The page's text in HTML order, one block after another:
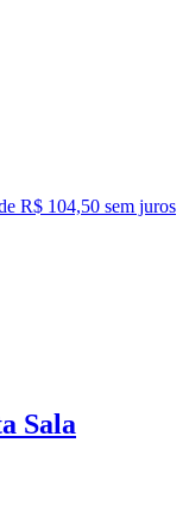
R$ 104,50 sem juros
Sala